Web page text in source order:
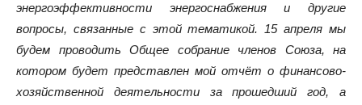
энергоэффективности энергоснабжения и другие
вопросы, связанные с этой тематикой. 15 апреля мы
будем проводить Общее собрание членов Союза, на
котором будет представлен мой отчёт о финансово-
хозяйственной деятельности за прошедший год, а